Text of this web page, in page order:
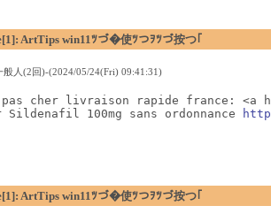
ArtTips win11ﾂづ�使ﾂつｦﾂづ按つ｢
般人(2回)-(2024/05/24(Fri) 09:41:31)
pas cher livraison rapide france: <a
Sildenafil 100mg sans ordonnance
ArtTips win11ﾂづ�使ﾂつｦﾂづ按つ｢